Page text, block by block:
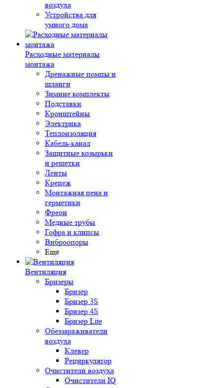
воздуха
Устройства для
умного дома
Расходные материалы
монтажа
Дренажные помпы и
шланги
Зимние комплекты
Подставки
Кронштейны
Электрика
Теплоизоляция
Кабель-канал
Защитные козырьки
и решетки
Ленты
Крепеж
Монтажная пена и
герметики
Фреон
Медные трубы
Гофра и клипсы
Виброопоры
Ещё
Вентиляция
Бризеры
Бризер
Бризер 3S
Бризер 4S
Бризер Lite
Обеззараживатели
воздуха
Клевер
Рециркулятор
Очистители воздуха
Очистители IQ